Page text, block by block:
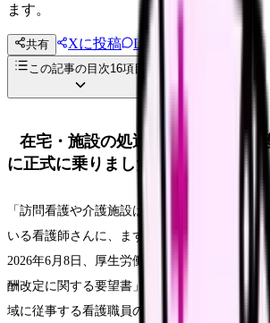
ます。
共有 Xに投稿 LINE
投稿文コピー
この記事の目次16項目
在宅・施設の処遇改善が、次の介
に正式に乗りました
「訪問看護や介護施設は、病棟より給料が下
いる看護師さんに、まず結論からお伝えしま
2026年6月8日、厚生労働省の黒田秀郎老健局
酬改定に関する要望書」を提出し、要望の第1
域に従事する看護職員の処遇改善」を掲げま